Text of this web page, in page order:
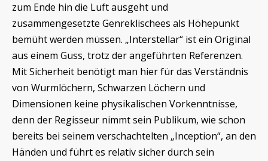
zum Ende hin die Luft ausgeht und
zusammengesetzte Genreklischees als Höhepunkt
bemüht werden müssen. „Interstellar“ ist ein Original
aus einem Guss, trotz der angeführten Referenzen.
Mit Sicherheit benötigt man hier für das Verständnis
von Wurmlöchern, Schwarzen Löchern und
Dimensionen keine physikalischen Vorkenntnisse,
denn der Regisseur nimmt sein Publikum, wie schon
bereits bei seinem verschachtelten „Inception“, an den
Händen und führt es relativ sicher durch sein